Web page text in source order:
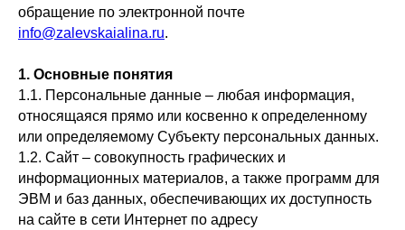
обращение по электронной почте
info@zalevskaialina.ru.
1. Основные понятия
1.1. Персональные данные – любая информация,
относящаяся прямо или косвенно к определенному
или определяемому Субъекту персональных данных.
1.2. Сайт – совокупность графических и
информационных материалов, а также программ для
ЭВМ и баз данных, обеспечивающих их доступность
на сайте в сети Интернет по адресу